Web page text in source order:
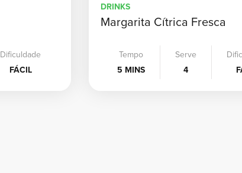
Dificuldade
FÁCIL
DRINKS
Margarita Cítrica Fresca
Tempo
5 MINS
Serve
4